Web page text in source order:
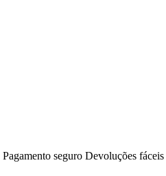
Pagamento seguro Devoluções fáceis